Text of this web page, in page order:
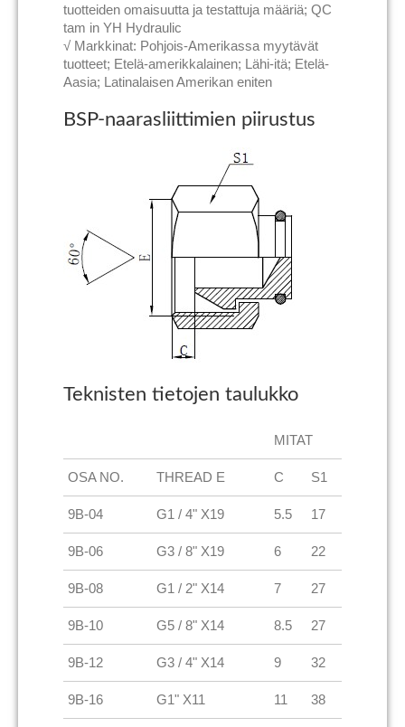
tuotteiden omaisuutta ja testattuja määriä; QC
tam in YH Hydraulic
√ Markkinat: Pohjois-Amerikassa myytävät
tuotteet; Etelä-amerikkalainen; Lähi-itä; Etelä-
Aasia; Latinalaisen Amerikan eniten
BSP-naarasliittimien piirustus
Teknisten tietojen taulukko
MITAT
OSA NO. THREAD E C S1
9B-04 G1 / 4" X19 5.5 17
9B-06 G3 / 8" X19 6 22
9B-08 G1 / 2" X14 7 27
9B-10 G5 / 8" X14 8.5 27
9B-12 G3 / 4" X14 9 32
9B-16 G1" X11 11 38